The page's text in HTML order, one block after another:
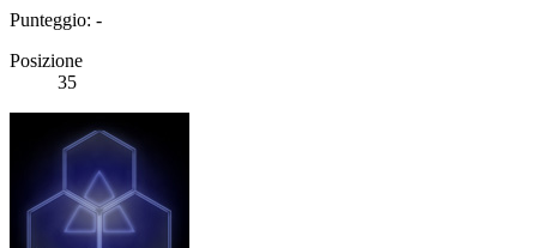
Punteggio: -
Posizione
35